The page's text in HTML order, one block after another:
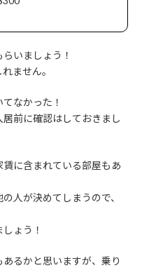
いましょう！
ません。
なかった！
前に確認はしておきまし
に含まれている部屋もあ
人が決めてしまうので、
ょう！
るかと思いますが、乗り